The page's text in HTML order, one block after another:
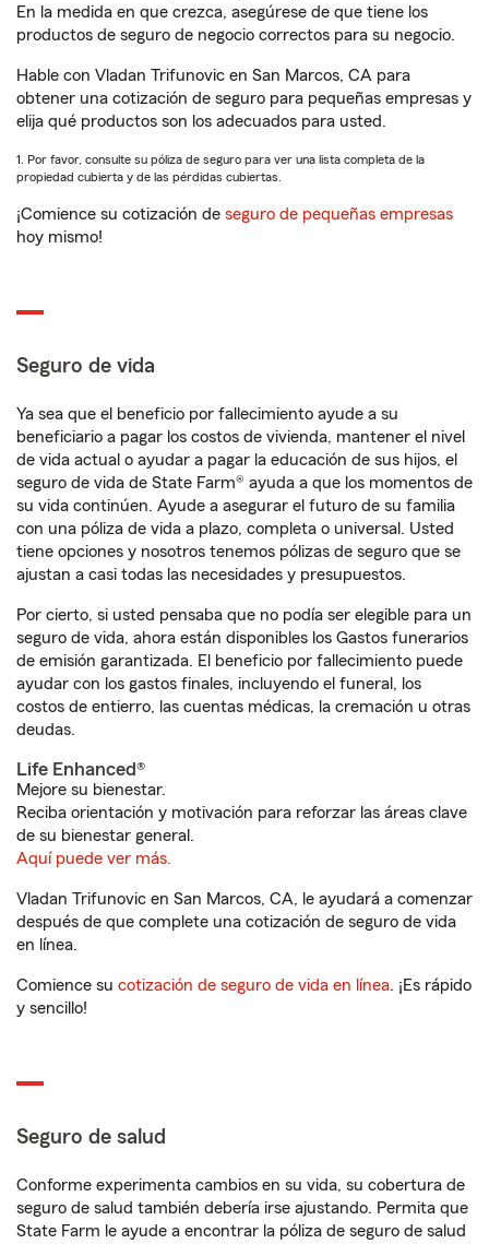
En la medida en que crezca, asegúrese de que tiene los
productos de seguro de negocio correctos para su negocio.
Hable con Vladan Trifunovic en San Marcos, CA para
obtener una cotización de seguro para pequeñas empresas y
elija qué productos son los adecuados para usted.
1. Por favor, consulte su póliza de seguro para ver una lista completa de la
propiedad cubierta y de las pérdidas cubiertas.
¡Comience su cotización de seguro de pequeñas empresas
hoy mismo!
Seguro de vida
Ya sea que el beneficio por fallecimiento ayude a su
beneficiario a pagar los costos de vivienda, mantener el nivel
de vida actual o ayudar a pagar la educación de sus hijos, el
seguro de vida de State Farm® ayuda a que los momentos de
su vida continúen. Ayude a asegurar el futuro de su familia
con una póliza de vida a plazo, completa o universal. Usted
tiene opciones y nosotros tenemos pólizas de seguro que se
ajustan a casi todas las necesidades y presupuestos.
Por cierto, si usted pensaba que no podía ser elegible para un
seguro de vida, ahora están disponibles los Gastos funerarios
de emisión garantizada. El beneficio por fallecimiento puede
ayudar con los gastos finales, incluyendo el funeral, los
costos de entierro, las cuentas médicas, la cremación u otras
deudas.
Life Enhanced®
Mejore su bienestar.
Reciba orientación y motivación para reforzar las áreas clave
de su bienestar general.
Aquí puede ver más.
Vladan Trifunovic en San Marcos, CA, le ayudará a comenzar
después de que complete una cotización de seguro de vida
en línea.
Comience su cotización de seguro de vida en línea. ¡Es rápido
y sencillo!
Seguro de salud
Conforme experimenta cambios en su vida, su cobertura de
seguro de salud también debería irse ajustando. Permita que
State Farm le ayude a encontrar la póliza de seguro de salud